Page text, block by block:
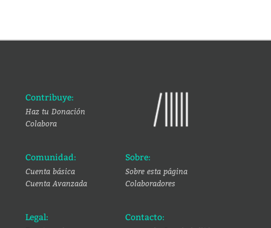
Contribuye:
Haz tu Donación
Colabora
Comunidad:
Cuenta básica
Cuenta Avanzada
Sobre:
Sobre esta página
Colaboradores
Legal: Contacto: